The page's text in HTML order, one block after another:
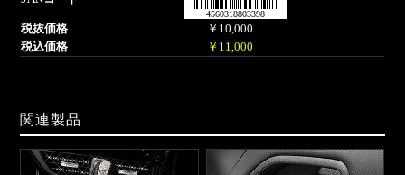
4560318803398
￥10,000
￥11,000
関連製品